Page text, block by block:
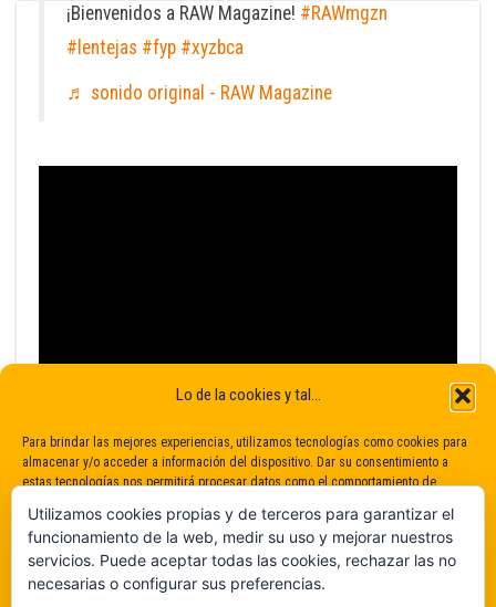
Lo de la cookies y tal...
Para brindar las mejores experiencias, utilizamos tecnologías como cookies para
almacenar y/o acceder a información del dispositivo. Dar su consentimiento a
estas tecnologías nos permitirá procesar datos como el comportamiento de
consentimiento puede afectar negativamente a determinadas características y
funciones.
¡Bienvenidos a RAW Magazine! #RAWmgzn
#lentejas #fyp #xyzbca
♬ sonido original - RAW Magazine
Utilizamos cookies propias y de terceros para garantizar el
funcionamiento de la web, medir su uso y mejorar nuestros
servicios. Puede aceptar todas las cookies, rechazar las no
necesarias o configurar sus preferencias.